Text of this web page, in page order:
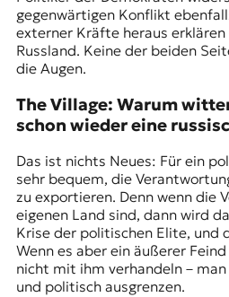
gegenwärtigen Konflikt
externer Kräfte heraus erklären
Russland. Keine der beiden
die Augen.
The Village: Warum
schon wieder eine
Das ist nichts Neues: Für ein
sehr bequem, die
zu exportieren. Denn wenn die
eigenen Land sind, dann wird
Krise der politischen Elite, und
Wenn es aber ein äußerer
nicht mit ihm verhandeln –
und politisch ausgrenzen.